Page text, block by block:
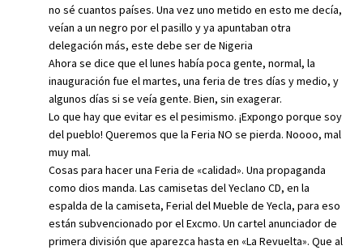
no sé cuantos países. Una vez uno metido en esto me decía,
veían a un negro por el pasillo y ya apuntaban otra
delegación más, este debe ser de Nigeria
Ahora se dice que el lunes había poca gente, normal, la
inauguración fue el martes, una feria de tres días y medio, y
algunos días si se veía gente. Bien, sin exagerar.
Lo que hay que evitar es el pesimismo. ¡Expongo porque soy
del pueblo! Queremos que la Feria NO se pierda. Noooo, mal
muy mal.
Cosas para hacer una Feria de «calidad». Una propaganda
como dios manda. Las camisetas del Yeclano CD, en la
espalda de la camiseta, Ferial del Mueble de Yecla, para eso
están subvencionado por el Excmo. Un cartel anunciador de
primera división que aparezca hasta en «La Revuelta». Que al